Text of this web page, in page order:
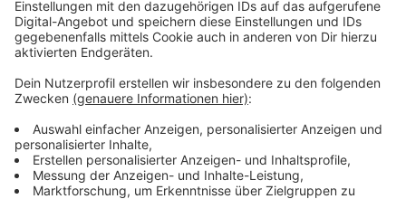
Apothekerprotest
Anzeige
Für den Mittag ist eine Demonstration auf dem
Burgplatz angekündigt, für die tausende Teilnehmer
erwartet werden. Die Notfallversorgung ist heute aber
den ganzen Tag über gewährleistet, denn die